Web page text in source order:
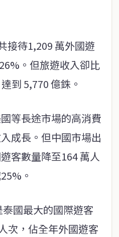
接待1,209 萬外​​國遊
。但旅遊收入卻比
到 5,770 億銖。
等長途市場的高消費
成長。但中國市場出
客數量降至164 萬人
。
國最大的國際遊客
次，佔全年外國遊客